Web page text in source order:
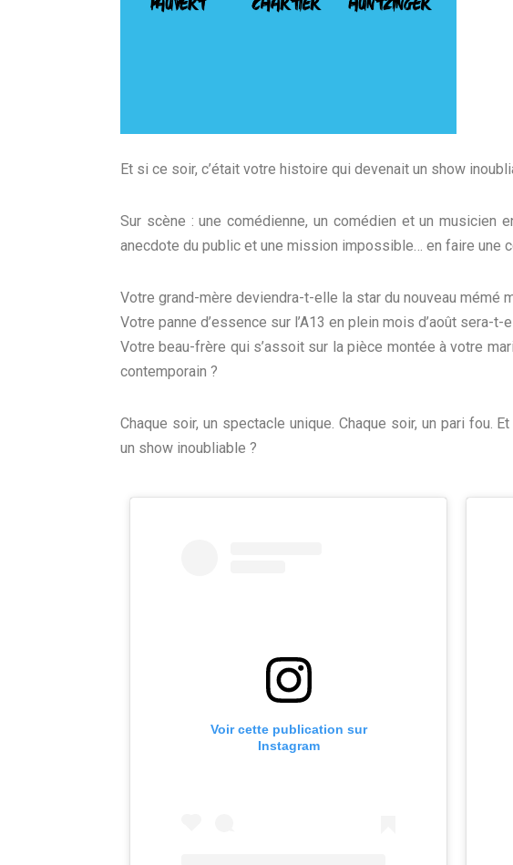
Et si ce soir, c’était votre histoire qui devenait un show
Sur scène : une comédienne, un comédien et un musicien
anecdote du public et une mission impossible… en faire une
Votre grand-mère deviendra-t-elle la star du nouveau mémé
Votre panne d’essence sur l’A13 en plein mois d’août sera-t-
Votre beau-frère qui s’assoit sur la pièce montée à votre
contemporain ?
Chaque soir, un spectacle unique. Chaque soir, un pari fou.
un show inoubliable ?
Voir cette publication sur
Instagram